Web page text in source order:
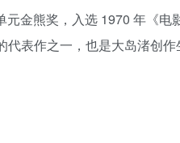
金熊奖，入选 1970 年《电
表作之一，也是大岛渚创